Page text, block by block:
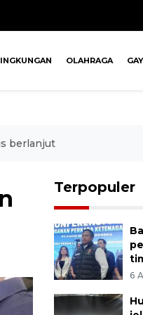
OLAHRAGA
berlanjut
Terpopuler
6